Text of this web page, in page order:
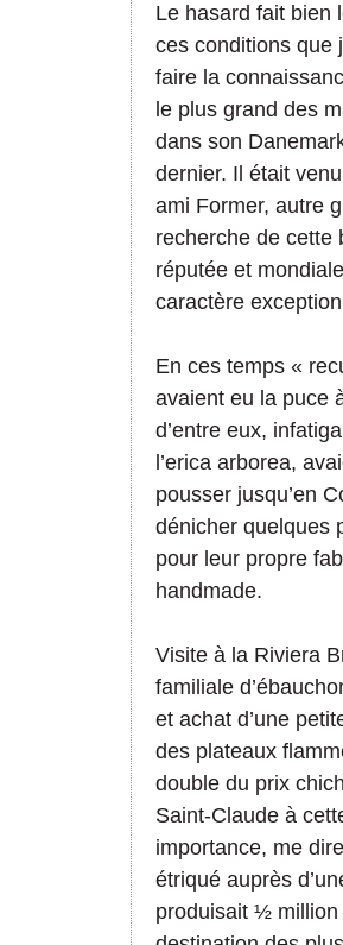
Le hasard fait bien
ces conditions que
faire la
le plus grand des
dans son
dernier. Il était
ami Former, autre
recherche de cette
réputée et
caractère
En ces temps «
avaient eu la puce
d’entre eux,
l’erica arborea,
pousser jusqu’en
dénicher quelques
pour leur propre
handmade.
Visite à la Riviera
familiale
et achat d’une
des plateaux
double du prix
Saint-Claude à
importance, me
étriqué auprès
produisait ½ million